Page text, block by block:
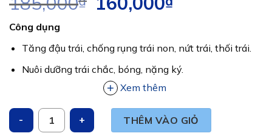
gốc
185,000₫.
là:
160,000₫.
Công dụng
Tăng đậu trái, chống rụng trái non, nứt trái, thối trái.
Nuôi dưỡng trái chắc, bóng, nặng ký.
Dinh dưỡng hữu cơ giúp bền khỏe cây.
Xem thêm
SIÊU CANXI BO số lượng THÊM VÀO GIỎ